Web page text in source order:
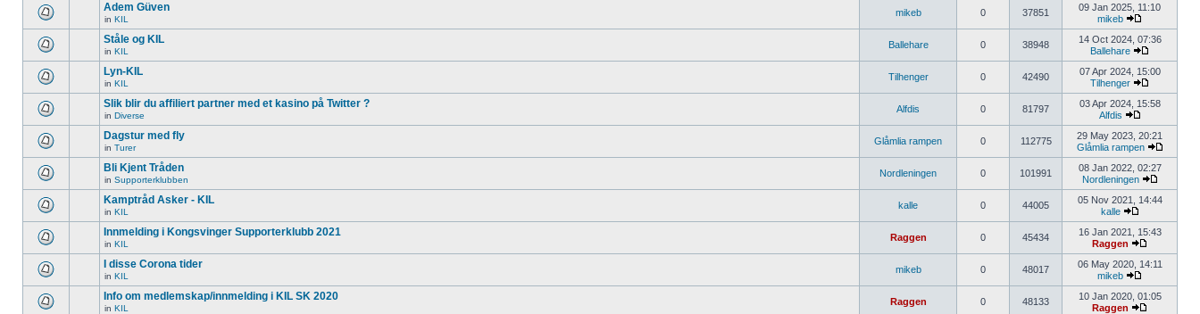
Adem Güven
in KIL
mikeb 0 37851
09 Jan 2025, 11:10
mikeb
Ståle og KIL
in KIL
Ballehare 0 38948
14 Oct 2024, 07:36
Ballehare
Lyn-KIL
in KIL
Tilhenger 0 42490
07 Apr 2024, 15:00
Tilhenger
Slik blir du affiliert partner med et kasino på Twitter ?
in Diverse
Alfdis 0 81797
03 Apr 2024, 15:58
Alfdis
Dagstur med fly
in Turer
Glåmlia rampen 0 112775
29 May 2023, 20:21
Glåmlia rampen
Bli Kjent Tråden
in Supporterklubben
Nordleningen 0 101991
08 Jan 2022, 02:27
Nordleningen
Kamptråd Asker - KIL
in KIL
kalle 0 44005
05 Nov 2021, 14:44
kalle
Innmelding i Kongsvinger Supporterklubb 2021
in KIL
Raggen 0 45434
16 Jan 2021, 15:43
Raggen
I disse Corona tider
in KIL
mikeb 0 48017
06 May 2020, 14:11
mikeb
Info om medlemskap/innmelding i KIL SK 2020
in KIL
Raggen 0 48133
10 Jan 2020, 01:05
Raggen